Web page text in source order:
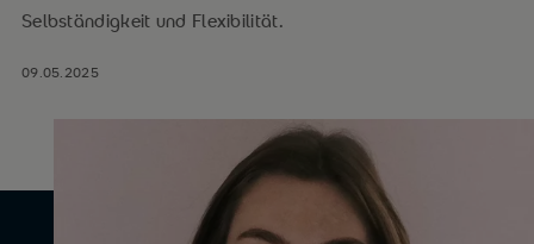
Selbständigkeit und Flexibilität.
09.05.2025